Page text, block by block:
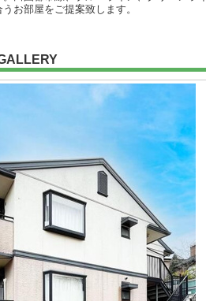
お部屋をご提案致します。